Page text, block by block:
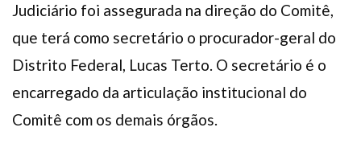
Judiciário foi assegurada na direção do Comitê,
que terá como secretário o procurador-geral do
Distrito Federal, Lucas Terto. O secretário é o
encarregado da articulação institucional do
Comitê com os demais órgãos.